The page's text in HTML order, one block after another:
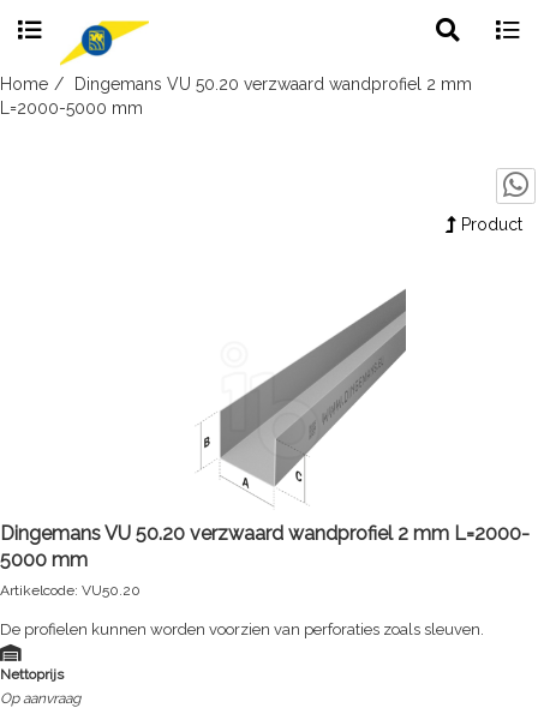
Skip
to
search
Home
Dingemans VU 50.20 verzwaard wandprofiel 2 mm
L=2000-5000 mm
Product
Dingemans VU 50.20 verzwaard wandprofiel 2 mm L=2000-
5000 mm
Artikelcode: VU50.20
De profielen kunnen worden voorzien van perforaties zoals sleuven.
Nettoprijs
Op aanvraag